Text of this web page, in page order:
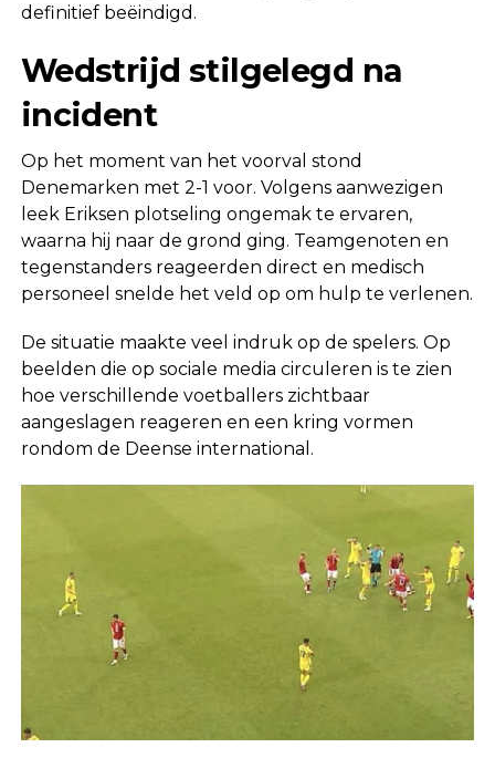
definitief beëindigd.
Wedstrijd stilgelegd na
incident
Op het moment van het voorval stond
Denemarken met 2-1 voor. Volgens aanwezigen
leek Eriksen plotseling ongemak te ervaren,
waarna hij naar de grond ging. Teamgenoten en
tegenstanders reageerden direct en medisch
personeel snelde het veld op om hulp te verlenen.
De situatie maakte veel indruk op de spelers. Op
beelden die op sociale media circuleren is te zien
hoe verschillende voetballers zichtbaar
aangeslagen reageren en een kring vormen
rondom de Deense international.